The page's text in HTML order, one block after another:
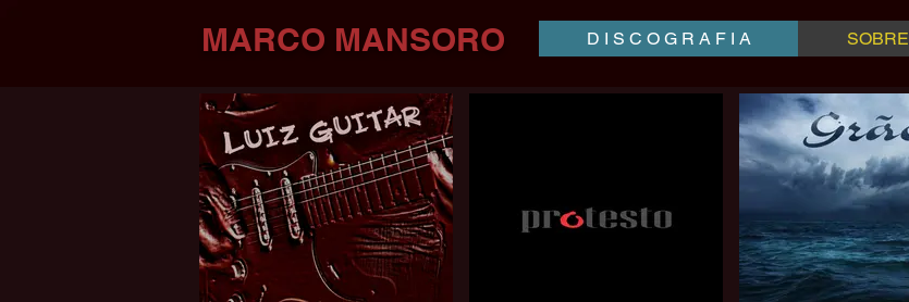
MARCO MANSORO D I S C O G R A F I A SOBRE